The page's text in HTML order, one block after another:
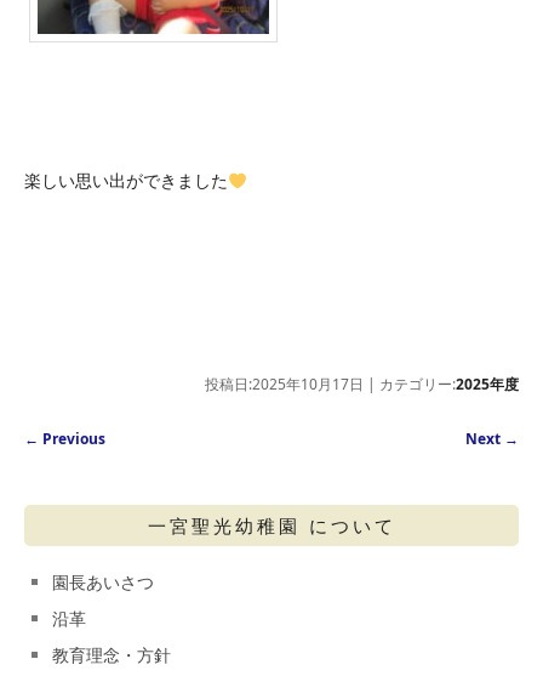
楽しい思い出ができました
投稿日:2025年10月17日 | カテゴリー:2025年度
Post navigation
← Previous Next →
一宮聖光幼稚園 について
園長あいさつ
沿革
教育理念・方針